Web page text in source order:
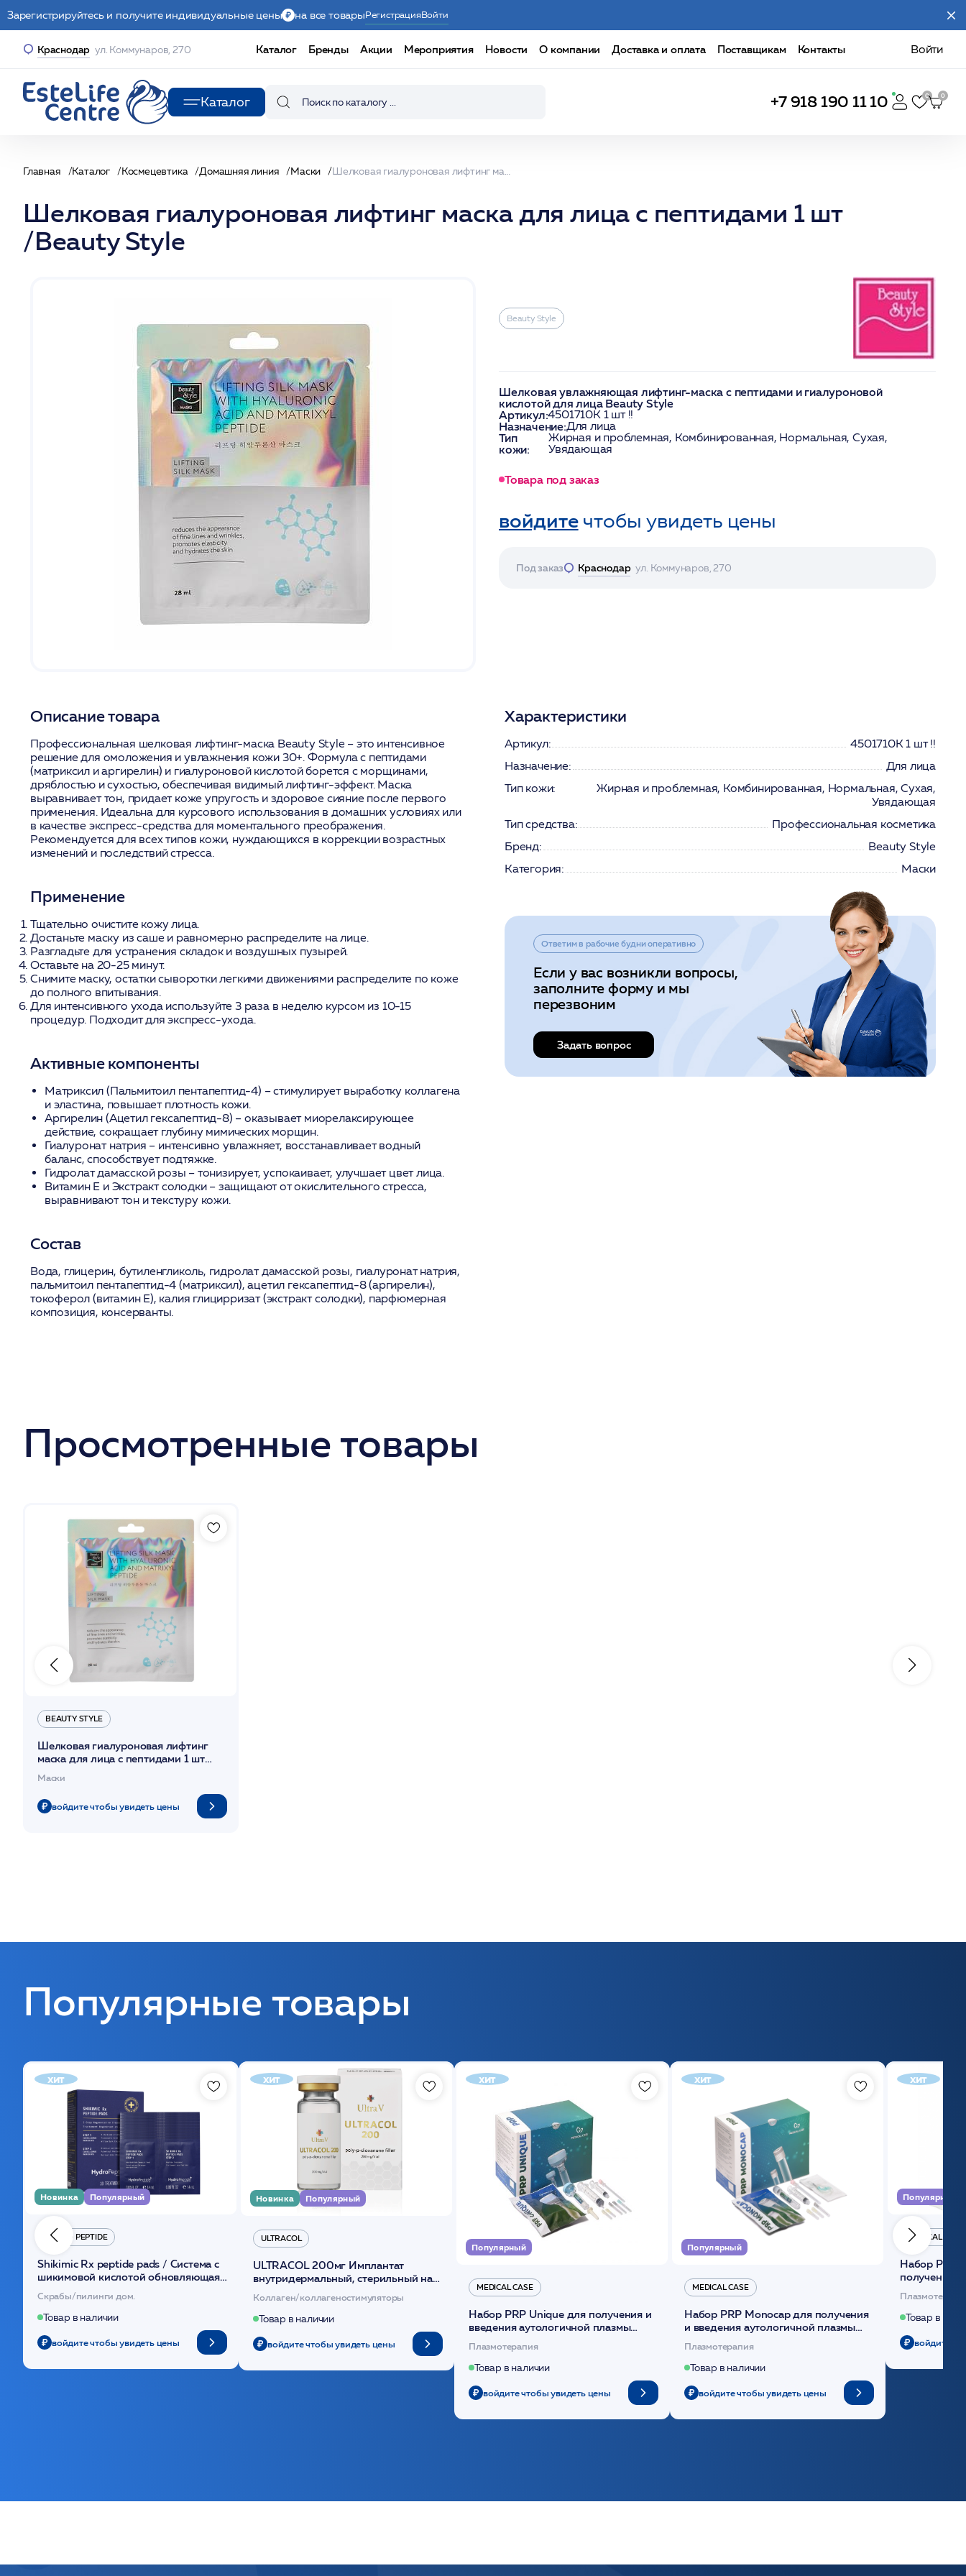
Зарегистрируйтесь и получите индивидуальные цены на все товарыРегистрацияВойти
Краснодар ул. Коммунаров, 270 Каталог Бренды Акции Мероприятия Новости О компании Доставка и оплата Поставщикам Контакты Войти
Каталог +7 918 190 11 10
Главная Каталог Космецевтика Домашняя линия Маски
Шелковая гиалуроновая лифтинг маска для лица с пептидами 1 шт
/Beauty Style
Beauty Stylе
Шелковая увлажняющая лифтинг-маска с пептидами и гиалуроновой
кислотой для лица Beauty Style
Артикул:4501710K 1 шт !!
Назначение:Для лица
Тип
кожи:
Жирная и проблемная, Комбинированная, Нормальная, Сухая,
Увядающая
Товара под заказ
войдитечтобы увидеть цены
Под заказ Краснодар ул. Коммунаров, 270
Описание товара
Профессиональная шелковая лифтинг-маска Beauty Style – это интенсивное
решение для омоложения и увлажнения кожи 30+. Формула с пептидами
(матриксил и аргирелин) и гиалуроновой кислотой борется с морщинами,
дряблостью и сухостью, обеспечивая видимый лифтинг-эффект. Маска
выравнивает тон, придает коже упругость и здоровое сияние после первого
применения. Идеальна для курсового использования в домашних условиях или
в качестве экспресс-средства для моментального преображения.
Рекомендуется для всех типов кожи, нуждающихся в коррекции возрастных
изменений и последствий стресса.
Применение
Тщательно очистите кожу лица.
Достаньте маску из саше и равномерно распределите на лице.
Разгладьте для устранения складок и воздушных пузырей.
Оставьте на 20-25 минут.
Снимите маску, остатки сыворотки легкими движениями распределите по коже
до полного впитывания.
Для интенсивного ухода используйте 3 раза в неделю курсом из 10-15
процедур. Подходит для экспресс-ухода.
Активные компоненты
Матриксил (Пальмитоил пентапептид-4) – стимулирует выработку коллагена
и эластина, повышает плотность кожи.
Аргирелин (Ацетил гексапептид-8) – оказывает миорелаксирующее
действие, сокращает глубину мимических морщин.
Гиалуронат натрия – интенсивно увлажняет, восстанавливает водный
баланс, способствует подтяжке.
Гидролат дамасской розы – тонизирует, успокаивает, улучшает цвет лица.
Витамин Е и Экстракт солодки– защищают от окислительного стресса,
выравнивают тон и текстуру кожи.
Состав
Вода, глицерин, бутиленгликоль, гидролат дамасской розы, гиалуронат натрия,
пальмитоил пентапептид-4 (матриксил), ацетил гексапептид-8 (аргирелин),
токоферол (витамин Е), калия глицирризат (экстракт солодки), парфюмерная
композиция, консерванты.
Характеристики
Артикул:
4501710K 1 шт !!
Назначение:
Для лица
Тип кожи:
Жирная и проблемная, Комбинированная, Нормальная, Сухая,
Увядающая
Тип средства:
Профессиональная косметика
Бренд:
Beauty Stylе
Категория:
Маски
Ответим в рабочие будни оперативно
Если у вас возникли вопросы,
заполните форму и мы
перезвоним
Задать вопрос
Просмотренные товары
BEAUTY STYLЕ
Шелковая гиалуроновая лифтинг
маска для лица с пептидами 1 шт
/Beauty Style
Маски
войдите чтобы увидеть цены
Популярные товары
хит
Новинка Популярный
HYDRO PEPTIDE
Shikimic Rx peptide pads / Cистема с
шикимовой кислотой обновляющая
(30шт) /HP
Скрабы/пилинги дом.
Товар в наличии
войдите чтобы увидеть цены
хит
Новинка Популярный
ULTRACOL
ULTRACOL 200мг Имплантат
внутридермальный, стерильный на
основе полидиоксанона /ULTRACOL
Коллаген/коллагеностимуляторы
Товар в наличии
войдите чтобы увидеть цены
хит
Популярный
MEDICAL CASE
Набор PRP Unique для получения и
введения аутологичной плазмы
(саше 1шт)/Medical Case
Плазмотерапия
Товар в наличии
войдите чтобы увидеть цены
хит
Популярный
MEDICAL CASE
Набор PRP Monocap для получения
и введения аутологичной плазмы
(саше 1шт)/Medical Case
Плазмотерапия
Товар в наличии
войдите чтобы увидеть цены
хит
Популярный
MEDICAL CASE
Набор Plasmoactive Стандарт для
получения
плазмы
Товар в
войдите